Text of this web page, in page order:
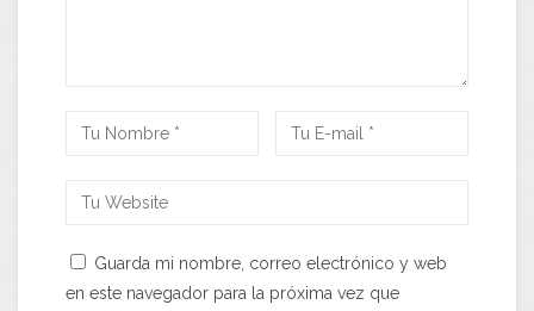
Guarda mi nombre, correo electrónico y web
en este navegador para la próxima vez que